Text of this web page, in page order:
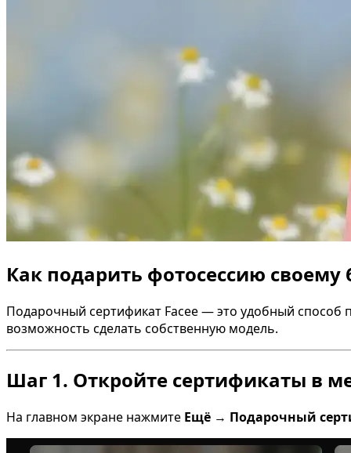
Как подарить фотосессию своему
Подарочный сертификат Facee — это удобный способ
возможность сделать собственную модель.
Шаг 1. Откройте сертификаты в
На главном экране нажмите Ещё → Подарочный